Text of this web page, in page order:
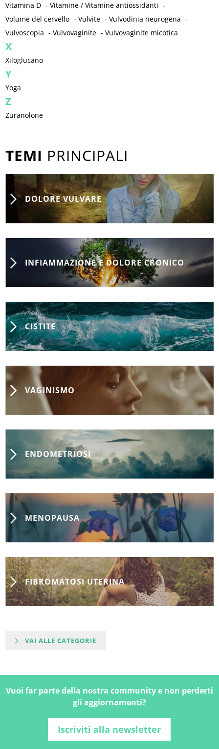
Vitamina D -Vitamine / Vitamine antiossidanti -
Volume del cervello -Vulvite -Vulvodinia neurogena -
Vulvoscopia -Vulvovaginite -Vulvovaginite micotica
X
Xiloglucano
Y
Yoga
Z
Zuranolone
TEMI PRINCIPALI
DOLORE VULVARE
INFIAMMAZIONE E DOLORE CRONICO
CISTITE
VAGINISMO
ENDOMETRIOSI
MENOPAUSA
FIBROMATOSI UTERINA
VAI ALLE CATEGORIE
Vuoi far parte della nostra community e non perderti
gli aggiornamenti?
Iscriviti alla newsletter